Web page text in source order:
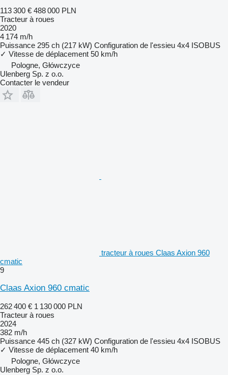
113 300 € 488 000 PLN
Tracteur à roues
2020
4 174 m/h
Puissance 295 ch (217 kW) Configuration de l'essieu 4x4 ISOBUS
✓ Vitesse de déplacement 50 km/h
Pologne, Główczyce
Ulenberg Sp. z o.o.
Contacter le vendeur
tracteur à roues Claas Axion 960
cmatic
9
Claas Axion 960 cmatic
262 400 € 1 130 000 PLN
Tracteur à roues
2024
382 m/h
Puissance 445 ch (327 kW) Configuration de l'essieu 4x4 ISOBUS
✓ Vitesse de déplacement 40 km/h
Pologne, Główczyce
Ulenberg Sp. z o.o.